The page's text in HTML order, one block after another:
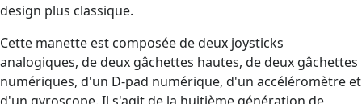
design plus classique.
Cette manette est composée de deux joysticks
analogiques, de deux gâchettes hautes, de deux gâchettes
numériques, d'un D-pad numérique, d'un accéléromètre et